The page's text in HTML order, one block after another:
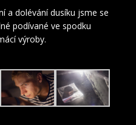
a dolévání dusíku jsme se
podívané ve spodku
výroby.